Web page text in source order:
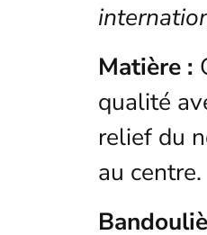
Matière :
qualité
relief du
au centre.